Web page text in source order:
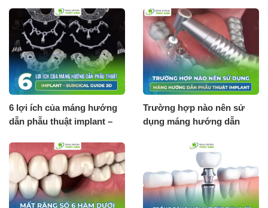
6 lợi ích của máng hướng
dẫn phẫu thuật implant –
Trường hợp nào nên sử
dụng máng hướng dẫn